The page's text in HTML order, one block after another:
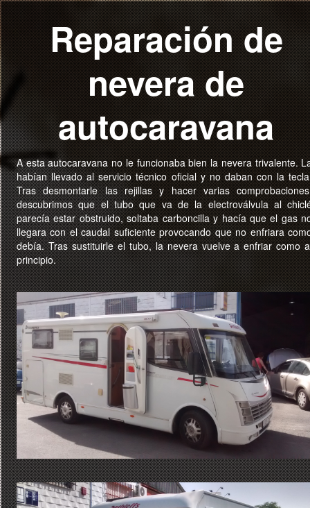
Reparación de
nevera de
autocaravana
A esta autocaravana no le funcionaba bien la nevera trivalente.
habían llevado al servicio técnico oficial y no daban con la
Tras desmontarle las rejillas y hacer varias
descubrimos que el tubo que va de la electroválvula al
parecía estar obstruido, soltaba carboncilla y hacía que el gas
llegara con el caudal suficiente provocando que no enfriara
debía. Tras sustituirle el tubo, la nevera vuelve a enfriar como
principio.